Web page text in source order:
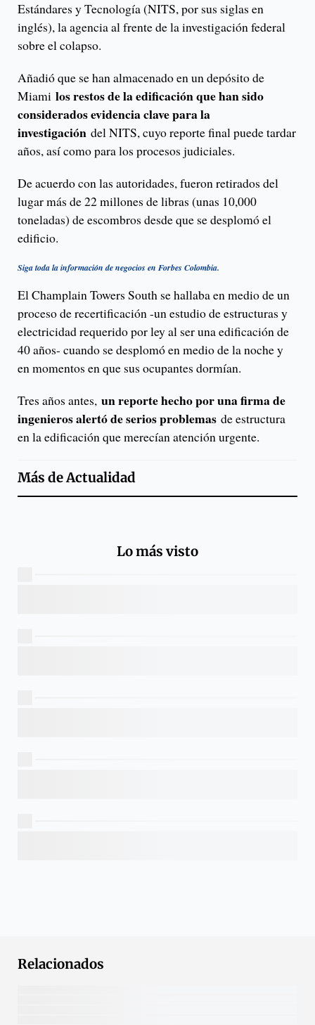
Estándares y Tecnología (NITS, por sus siglas en
inglés), la agencia al frente de la investigación federal
sobre el colapso.
Añadió que se han almacenado en un depósito de
Miami los restos de la edificación que han sido
considerados evidencia clave para la
investigación del NITS, cuyo reporte final puede tardar
años, así como para los procesos judiciales.
De acuerdo con las autoridades, fueron retirados del
lugar más de 22 millones de libras (unas 10,000
toneladas) de escombros desde que se desplomó el
edificio.
Siga toda la información de negocios en Forbes Colombia.
El Champlain Towers South se hallaba en medio de un
proceso de recertificación -un estudio de estructuras y
electricidad requerido por ley al ser una edificación de
40 años- cuando se desplomó en medio de la noche y
en momentos en que sus ocupantes dormían.
Tres años antes, un reporte hecho por una firma de
ingenieros alertó de serios problemas de estructura
en la edificación que merecían atención urgente.
Más deActualidad
Lo más visto
Relacionados